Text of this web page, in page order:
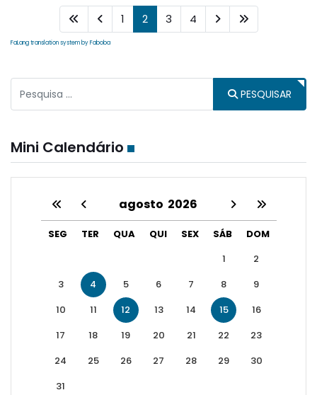
PESQUISAR
Mini Calendário
agosto 2026
SEG TER QUA QUI SEX SÁB
DOM
1
2
3
4 5 6 7 8
9
10
11 12 13 14 15
16
17
18 19 20 21 22
23
24
25 26 27 28 29
30
31
1 2 3 4
FaLang translation system by Faboba